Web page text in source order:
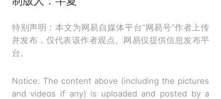
特别声明：本文为网易自媒体平台“网易号”作者上传
并发布，仅代表该作者观点。网易仅提供信息发布平
台。
Notice: The content above (including the pictures
and videos if any) is uploaded and posted by a